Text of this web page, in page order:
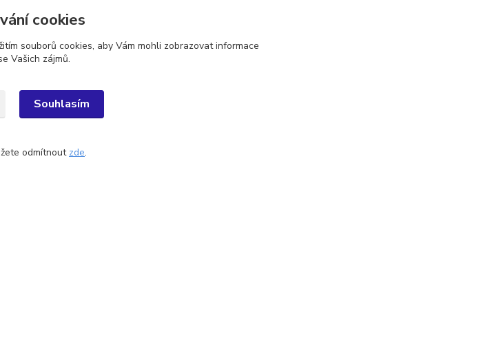
podkolenky -
DLE MATERIÁLU
cookies
souborů cookies, aby Vám mohli zobrazovat informace
Vašich zájmů.
Souhlasím
odmítnout zde.